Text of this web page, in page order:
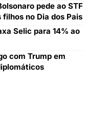
pede ao STF
no Dia dos Pais
Selic para 14% ao
com Trump em